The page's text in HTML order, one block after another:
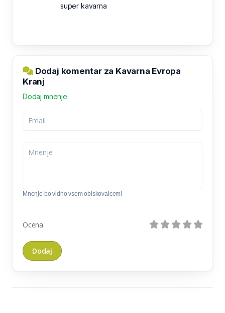
super kavarna
Dodaj komentar za Kavarna Evropa
Kranj
Dodaj mnenje
Mnenje bo vidno vsem obiskovalcem!
Ocena